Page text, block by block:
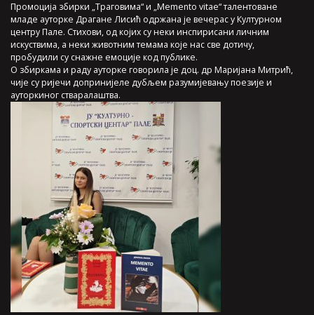
Промоција збирки „Траговима“ и „Memento vitae“ талентоване
младе ауторке Драгане Лисић одржана је вечерас у Културном
центру Пале. Стихови, од којих су неки инспирисани личним
искуствима, а неки животним темама које нас све дотичу,
пробудили су снажне емоције код публике.
О збиркама и раду ауторке говорила је доц. др Маријана Митрић,
чије су ријечи допринијеле дубљем разумијевању поезије и
ауторкиног стваралаштва.